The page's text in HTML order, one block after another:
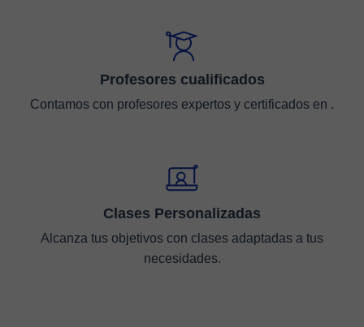
Profesores cualificados
Contamos con profesores expertos y certificados en .
Clases Personalizadas
Alcanza tus objetivos con clases adaptadas a tus
necesidades.